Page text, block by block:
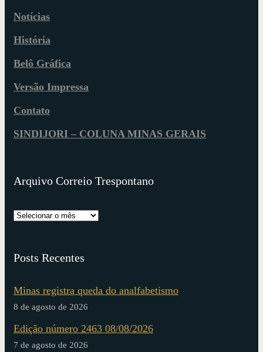
Notícias
História
Belô Gráfica
Versão Impressa
Contato
SINDIJORI – COLUNA MINAS GERAIS
Arquivo Correio Trespontano
Posts Recentes
Minas registra queda do analfabetismo
8 de agosto de 2026
Edição número 2463 08/08/2026
7 de agosto de 2026